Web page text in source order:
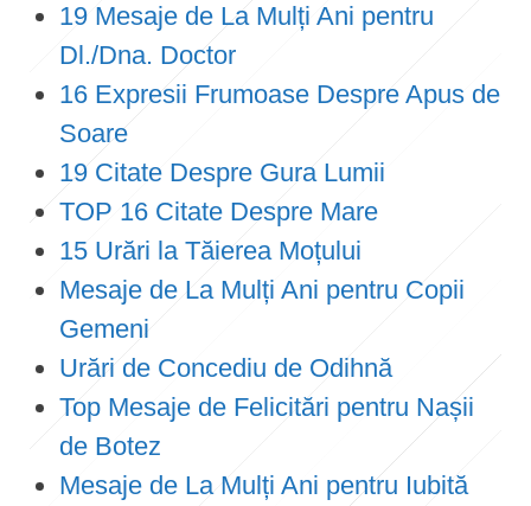
19 Mesaje de La Mulți Ani pentru
Dl./Dna. Doctor
16 Expresii Frumoase Despre Apus de
Soare
19 Citate Despre Gura Lumii
TOP 16 Citate Despre Mare
15 Urări la Tăierea Moțului
Mesaje de La Mulți Ani pentru Copii
Gemeni
Urări de Concediu de Odihnă
Top Mesaje de Felicitări pentru Nașii
de Botez
Mesaje de La Mulți Ani pentru Iubită